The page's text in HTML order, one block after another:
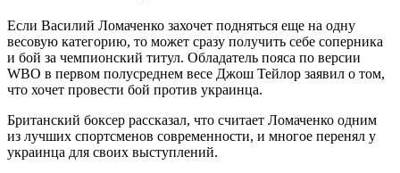
Если Василий Ломаченко захочет подняться еще на одну
весовую категорию, то может сразу получить себе соперника
и бой за чемпионский титул. Обладатель пояса по версии
WBO в первом полусреднем весе Джош Тейлор заявил о том,
что хочет провести бой против украинца.
Британский боксер рассказал, что считает Ломаченко одним
из лучших спортсменов современности, и многое перенял у
украинца для своих выступлений.